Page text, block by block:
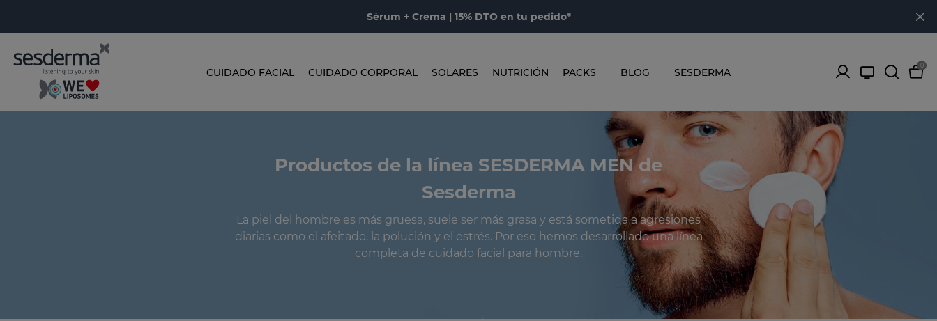
Sérum + Crema | 15% DTO en tu pedido*
CUIDADO FACIAL CUIDADO CORPORAL SOLARES NUTRICIÓN PACKS BLOG SESDERMA
0
Productos de la línea SESDERMA MEN de
Sesderma
La piel del hombre es más gruesa, suele ser más grasa y está sometida a agresiones
diarias como el afeitado, la polución y el estrés. Por eso hemos desarrollado una línea
completa de cuidado facial para hombre.